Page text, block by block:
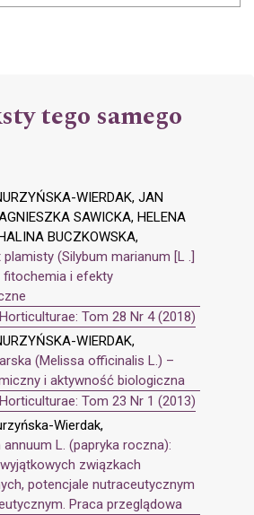
tego samego
WIERDAK, JAN
SAWICKA, HELENA
BUCZKOWSKA,
(Silybum marianum [L .]
fitochemia i efekty
Tom 28 Nr 4 (2018)
WIERDAK,
(Melissa officinalis L.) –
i aktywność biologiczna
Tom 23 Nr 1 (2013)
Wierdak,
L. (papryka roczna):
związkach
potencjale nutraceutycznym
Praca przeglądowa